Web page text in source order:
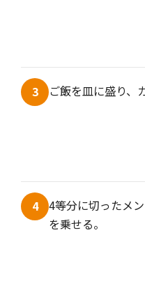
3 ご飯を皿に盛り、
4
4等分に切ったメ
を乗せる。